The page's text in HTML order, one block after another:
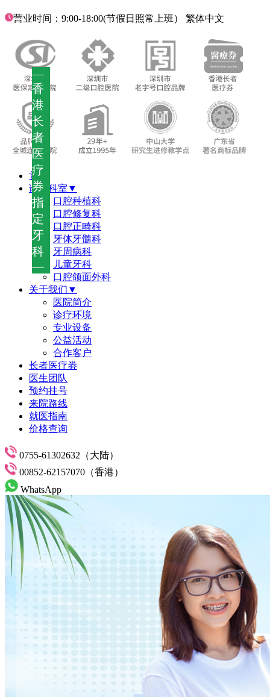
—
香
港
长
者
医
疗
券
指
定
牙
科
—
营业时间：9:00-18:00(节假日照常上班） 繁体中文
首页
诊疗科室▼
口腔种植科
口腔修复科
口腔正畸科
牙体牙髓科
牙周病科
儿童牙科
口腔颌面外科
关于我们▼
医院简介
诊疗环境
专业设备
公益活动
合作客户
长者医疗劵
医生团队
预约挂号
来院路线
就医指南
价格查询
0755-61302632（大陆）
00852-62157070（香港）
WhatsApp